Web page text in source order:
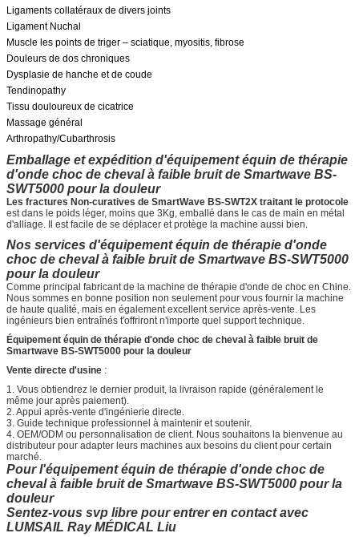
Ligaments collatéraux de divers joints
Ligament Nuchal
Muscle les points de triger – sciatique, myositis, fibrose
Douleurs de dos chroniques
Dysplasie de hanche et de coude
Tendinopathy
Tissu douloureux de cicatrice
Massage général
Arthropathy/Cubarthrosis
Emballage et expédition d'équipement équin de thérapie
d'onde choc de cheval à faible bruit de Smartwave BS-
SWT5000 pour la douleur
Les fractures Non-curatives de SmartWave BS-SWT2X traitant le protocole
est dans le poids léger, moins que 3Kg, emballé dans le cas de main en métal
d'alliage. Il est facile de se déplacer et protège la machine aussi bien.
Nos services d'équipement équin de thérapie d'onde
choc de cheval à faible bruit de Smartwave BS-SWT5000
pour la douleur
Comme principal fabricant de la machine de thérapie d'onde de choc en Chine.
Nous sommes en bonne position non seulement pour vous fournir la machine
de haute qualité, mais en également excellent service après-vente. Les
ingénieurs bien entraînés t'offriront n'importe quel support technique.
Équipement équin de thérapie d'onde choc de cheval à faible bruit de
Smartwave BS-SWT5000 pour la douleur
Vente directe d'usine :
1. Vous obtiendrez le dernier produit, la livraison rapide (généralement le
même jour après paiement).
2. Appui après-vente d'ingénierie directe.
3. Guide technique professionnel à maintenir et soutenir.
4. OEM/ODM ou personnalisation de client. Nous souhaitons la bienvenue au
distributeur pour adapter leurs machines aux besoins du client pour certain
marché.
Pour l'équipement équin de thérapie d'onde choc de
cheval à faible bruit de Smartwave BS-SWT5000 pour la
douleur
Sentez-vous svp libre pour entrer en contact avec
LUMSAIL Ray MÉDICAL Liu